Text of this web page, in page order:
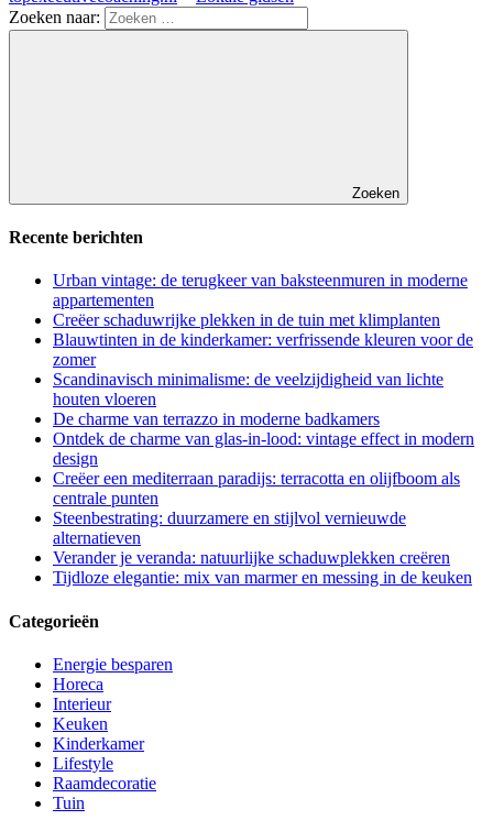
Zoeken naar:
Zoeken
Recente berichten
Urban vintage: de terugkeer van baksteenmuren in moderne
appartementen
Creëer schaduwrijke plekken in de tuin met klimplanten
Blauwtinten in de kinderkamer: verfrissende kleuren voor de
zomer
Scandinavisch minimalisme: de veelzijdigheid van lichte
houten vloeren
De charme van terrazzo in moderne badkamers
Ontdek de charme van glas-in-lood: vintage effect in modern
design
Creëer een mediterraan paradijs: terracotta en olijfboom als
centrale punten
Steenbestrating: duurzamere en stijlvol vernieuwde
alternatieven
Verander je veranda: natuurlijke schaduwplekken creëren
Tijdloze elegantie: mix van marmer en messing in de keuken
Categorieën
Energie besparen
Horeca
Interieur
Keuken
Kinderkamer
Lifestyle
Raamdecoratie
Tuin